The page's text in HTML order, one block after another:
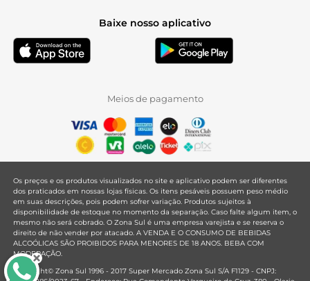
Baixe nosso aplicativo
Meios de pagamento
Os preços e os produtos visualizados no site e aplicativo podem ser diferentes
dos praticados em nossas lojas físicas. Os itens pesáveis possuem peso médio
em suas descrições, pois podem sofrer variação. Produtos sujeitos à
disponibilidade de estoque no momento da separação. Caso falte algum item, o
mesmo não será cobrado. O Zona Sul é uma empresa varejista e se reserva o
direito de não vender por atacado. A VENDA E O CONSUMO DE BEBIDAS
ALCOÓLICAS SÃO PROIBIDOS PARA MENORES DE 18 ANOS. BEBA COM
MODERAÇÃO.
Copyright© Zona Sul 1996 - 2017 Super Mercado Zona Sul S/A F1129 - CNPJ: